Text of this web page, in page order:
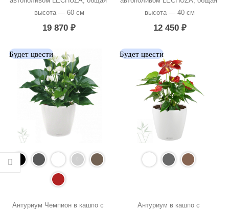
высота — 60 см
19 870₽
высота — 40 см
12 450 ₽
Будет цвести
Антуриум Чемпион в кашпо с
Будет цвести
Антуриум в кашпо с